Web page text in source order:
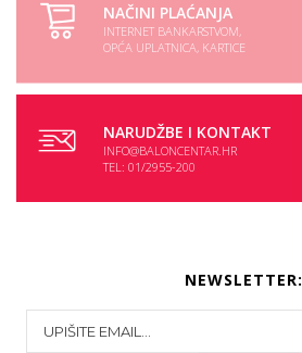
NAČINI PLAĆANJA
INTERNET BANKARSTVOM,
OPĆA UPLATNICA, KARTICE
NARUDŽBE I KONTAKT
INFO@BALONCENTAR.HR
TEL: 01/2955-200
NEWSLETTER: